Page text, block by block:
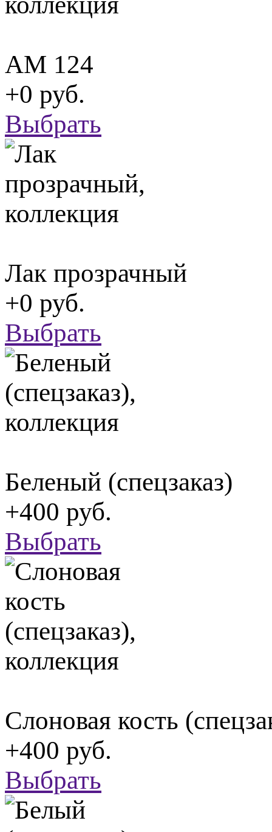
АМ 124
+0 руб.
Выбрать
Лак прозрачный
+0 руб.
Выбрать
Беленый (спецзаказ)
+400 руб.
Выбрать
Слоновая кость
+400 руб.
Выбрать